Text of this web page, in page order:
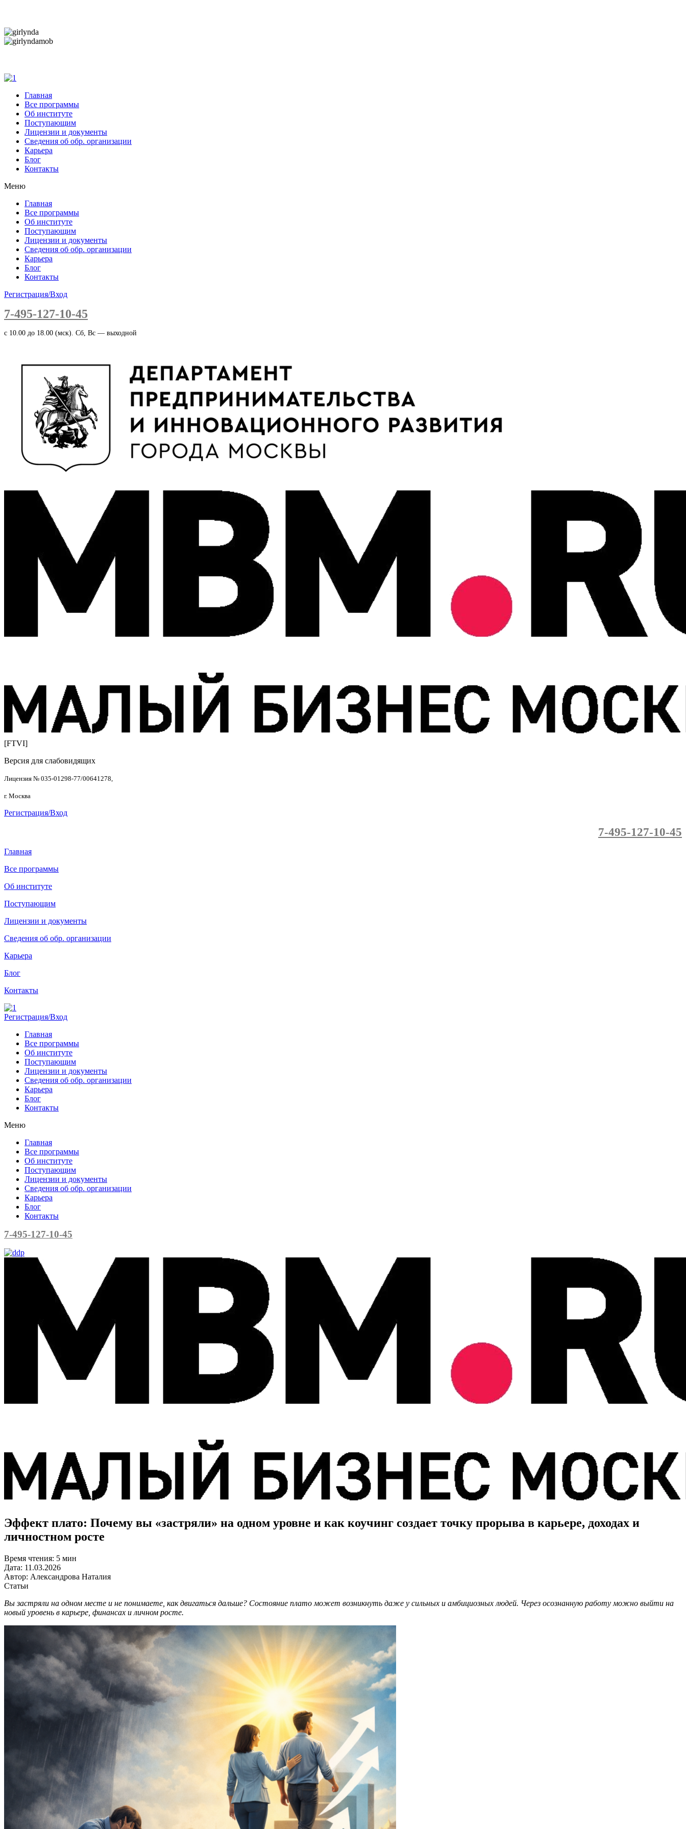
Главная
Все программы
Об институте
Поступающим
Лицензии и документы
Сведения об обр. организации
Карьера
Блог
Контакты
Меню
Главная
Все программы
Об институте
Поступающим
Лицензии и документы
Сведения об обр. организации
Карьера
Блог
Контакты
Регистрация/Вход
7-495-127-10-45
c 10.00 до 18.00 (мск). Сб, Вс — выходной
[FTVI]
Версия для слабовидящих
Лицензия № 035-01298-77/00641278,
г. Москва
Регистрация/Вход
7-495-127-10-45
Главная
Все программы
Об институте
Поступающим
Лицензии и документы
Сведения об обр. организации
Карьера
Блог
Контакты
Регистрация/Вход
Главная
Все программы
Об институте
Поступающим
Лицензии и документы
Сведения об обр. организации
Карьера
Блог
Контакты
Меню
Главная
Все программы
Об институте
Поступающим
Лицензии и документы
Сведения об обр. организации
Карьера
Блог
Контакты
7-495-127-10-45
Эффект плато: Почему вы «застряли» на одном уровне и как коучинг создает точку прорыва в карьере, доходах и
личностном росте
Время чтения: 5 мин
Дата: 11.03.2026
Автор: Александрова Наталия
Статьи
Вы застряли на одном месте и не понимаете, как двигаться дальше? Состояние плато может возникнуть даже у сильных и амбициозных людей. Через осознанную работу можно выйти на
новый уровень в карьере, финансах и личном росте.